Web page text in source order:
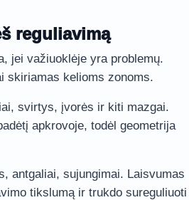
reguliavimą
jei važiuoklėje yra problemų.
skiriamas kelioms zonoms.
svirtys, įvorės ir kiti mazgai.
apkrovoje, todėl geometrija
antgaliai, sujungimai. Laisvumas
tikslumą ir trukdo sureguliuoti